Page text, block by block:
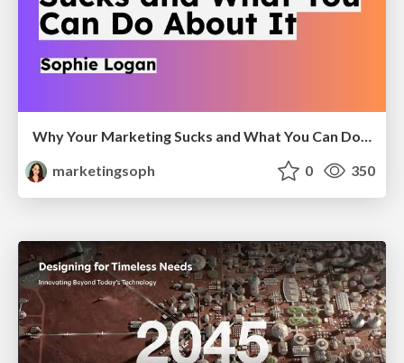
Why Your Marketing Sucks and What You Can Do About It - Sophie Logan
marketingsoph
0 350